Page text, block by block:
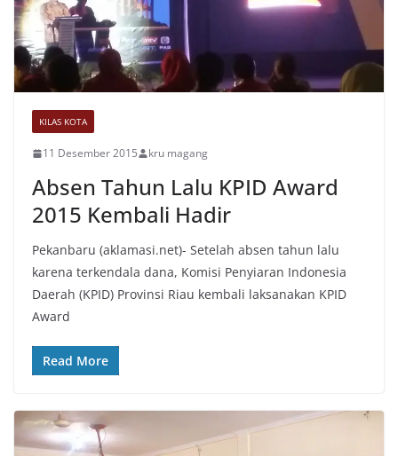
KILAS KOTA
11 Desember 2015 kru magang
Absen Tahun Lalu KPID Award
2015 Kembali Hadir
Pekanbaru (aklamasi.net)- Setelah absen tahun lalu
karena terkendala dana, Komisi Penyiaran Indonesia
Daerah (KPID) Provinsi Riau kembali laksanakan KPID
Award
Read More